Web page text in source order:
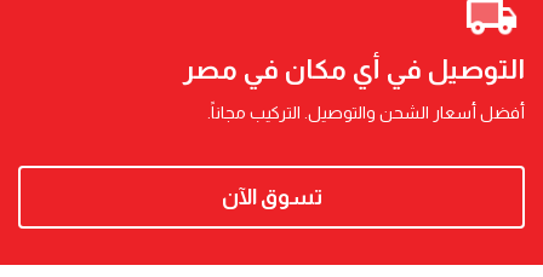
التوصيل في أي مكان في مصر
أفضل أسعار الشحن والتوصيل. التركيب مجاناً.
تسوق الآن